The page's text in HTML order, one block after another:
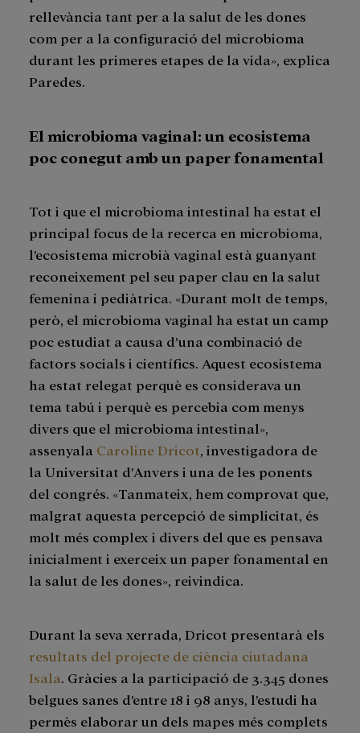
rellevància tant per a la salut de les dones
com per a la configuració del microbioma
durant les primeres etapes de la vida», explica
Paredes.
El microbioma vaginal: un ecosistema
poc conegut amb un paper fonamental
Tot i que el microbioma intestinal ha estat el
principal focus de la recerca en microbioma,
l’ecosistema microbià vaginal està guanyant
reconeixement pel seu paper clau en la salut
femenina i pediàtrica. «Durant molt de temps,
però, el microbioma vaginal ha estat un camp
poc estudiat a causa d’una combinació de
factors socials i científics. Aquest ecosistema
ha estat relegat perquè es considerava un
tema tabú i perquè es percebia com menys
divers que el microbioma intestinal»,
assenyala Caroline Dricot, investigadora de
la Universitat d’Anvers i una de les ponents
del congrés. «Tanmateix, hem comprovat que,
malgrat aquesta percepció de simplicitat, és
molt més complex i divers del que es pensava
inicialment i exerceix un paper fonamental en
la salut de les dones», reivindica.
Durant la seva xerrada, Dricot presentarà els
resultats del projecte de ciència ciutadana
Isala. Gràcies a la participació de 3.345 dones
belgues sanes d’entre 18 i 98 anys, l’estudi ha
permès elaborar un dels mapes més complets